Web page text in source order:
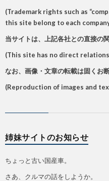
(Trademark rights such as
this site belong to each
当サイトは、上記各社との直接の
(This site has no direct
なお、画像・文章の転載は固くお
(Reproduction of images and
姉妹サイトのお知らせ
ちょっと古い国産車。
さあ、クルマの話をしようか。